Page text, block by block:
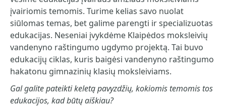
įvairiomis temomis. Turime kelias savo nuolat
siūlomas temas, bet galime parengti ir specializuotas
edukacijas. Neseniai įvykdėme Klaipėdos moksleivių
vandenyno raštingumo ugdymo projektą. Tai buvo
edukacijų ciklas, kuris baigėsi vandenyno raštingumo
hakatonu gimnazinių klasių moksleiviams.
Gal galite pateikti keletą pavyzdžių, kokiomis temomis tos
edukacijos, kad būtų aiškiau?